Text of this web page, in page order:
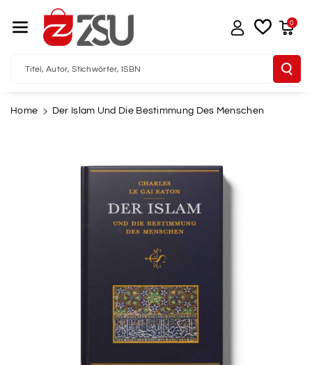
Nhalt
Titel, Autor, Stichwörter, ISBN
0
Home Der Islam Und Die Bestimmung Des Menschen